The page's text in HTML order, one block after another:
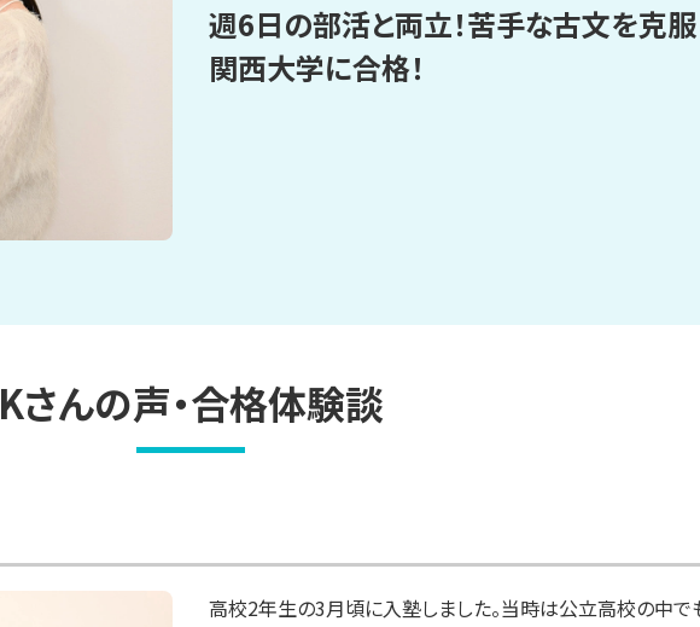
週6日の部活と両立！苦手な古文を克
関西大学に合格！
Kさんの声・合格体験談
高校2年生の3月頃に入塾しました。当時は公立高校の中で